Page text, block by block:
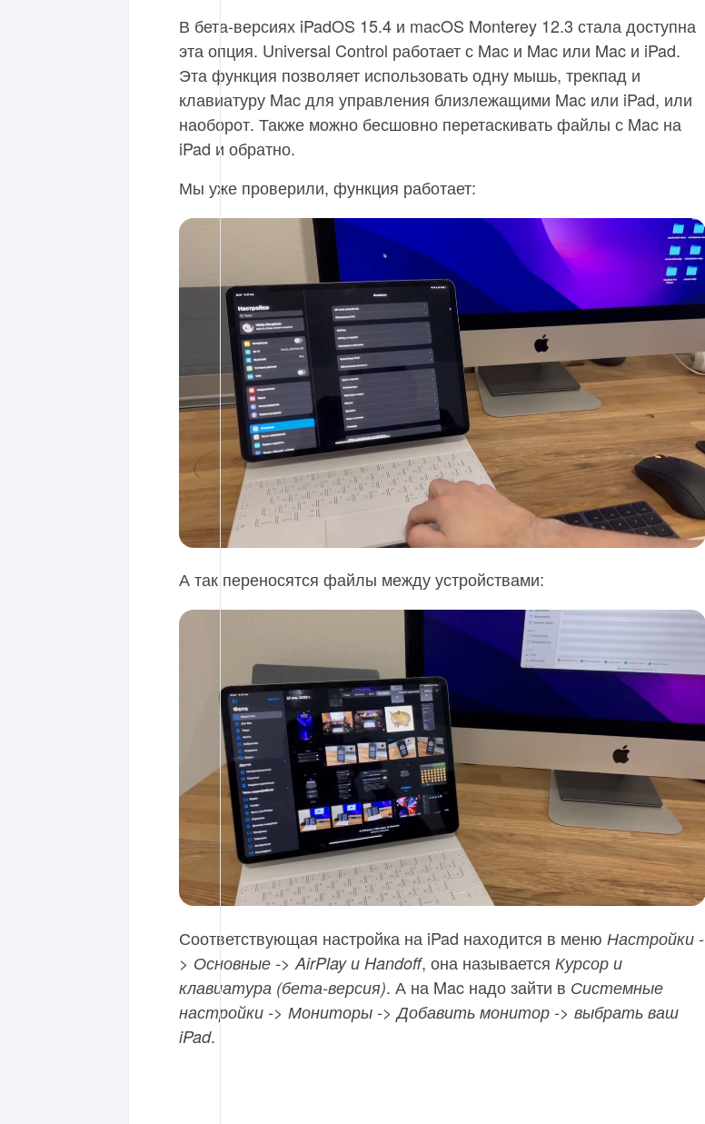
В бета-версиях iPadOS 15.4 и macOS Monterey 12.3 стала доступна
эта опция. Universal Control работает с Mac и Mac или Mac и iPad.
Эта функция позволяет использовать одну мышь, трекпад и
клавиатуру Mac для управления близлежащими Mac или iPad, или
наоборот. Также можно бесшовно перетаскивать файлы с Mac на
iPad и обратно.
Мы уже проверили, функция работает:
А так переносятся файлы между устройствами:
Соответствующая настройка на iPad находится в меню Настройки -
> Основные -> AirPlay и Handoff, она называется Курсор и
клавиатура (бета-версия). А на Mac надо зайти в Системные
настройки -> Мониторы -> Добавить монитор -> выбрать ваш
iPad.